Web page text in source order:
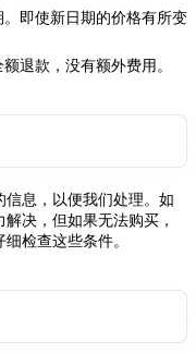
即使新日期的价格有所变
退款，没有额外费用。
息，以便我们处理。如
决，但如果无法购买，
检查这些条件。